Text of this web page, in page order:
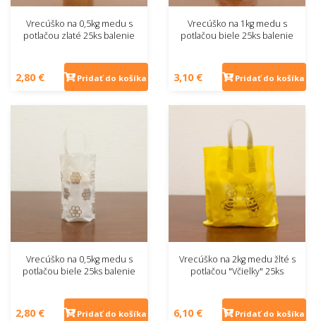
Vrecúško na 0,5kg medu s
potlačou zlaté 25ks balenie
2,80 € Pridať do košíka
Vrecúško na 1kg medu s
potlačou biele 25ks balenie
3,10 € Pridať do košíka
Vrecúško na 0,5kg medu s
potlačou biele 25ks balenie
2,80 € Pridať do košíka
Vrecúško na 2kg medu žlté s
potlačou "Včielky" 25ks
6,10 € Pridať do košíka